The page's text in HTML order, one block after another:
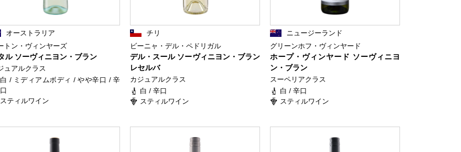
オーストラリア
トン・ヴィンヤーズ
ル ソーヴィニヨン・ブラン
ュアルクラス
白 / ミディアムボディ / やや辛口 / 辛
口
スティルワイン
チリ
ビーニャ・デル・ペドリガル
デル・スール ソーヴィニヨン・ブラン
レセルバ
カジュアルクラス
白 / 辛口
スティルワイン
ニュージーランド
グリーンホフ・ヴィンヤード
ホープ・ヴィンヤード ソーヴィニヨ
ン・ブラン
スーペリアクラス
白 / 辛口
スティルワイン